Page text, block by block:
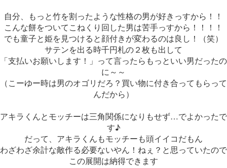
自分、もっと竹を割ったような性格の男が好きっすから！！
こんな餅をついてこねくり回した男は苦手っすから！！！！
でも童子と姫を見つけると顔付きが変わるのは良し！（笑）
サテンを出る時千円札の２枚も出して
「支払いお願いします！」って言ったらもっといい男だったの
に～～
（こーゆー時は男のオゴリだろ？買い物に付き合ってもらって
んだから）
アキラくんとモッチーは三角関係になりもせず…でよかったで
す♪
だって、アキラくんもモッチーも頭イイコだもん
わざわざ余計な敵作る必要ないやん！ねぇ？と思っていたので
この展開は納得できます